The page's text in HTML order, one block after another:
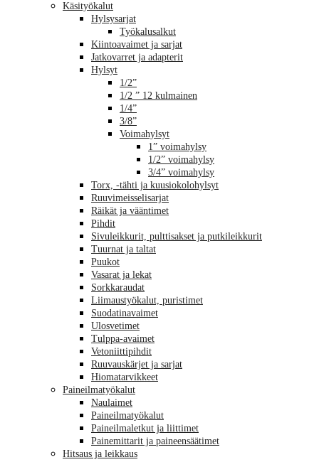
Käsityökalut
Hylsysarjat
Työkalusalkut
Kiintoavaimet ja sarjat
Jatkovarret ja adapterit
Hylsyt
1/2”
1/2 ” 12 kulmainen
1/4”
3/8”
Voimahylsyt
1” voimahylsy
1/2” voimahylsy
3/4” voimahylsy
Torx, -tähti ja kuusiokolohylsyt
Ruuvimeisselisarjat
Räikät ja vääntimet
Pihdit
Sivuleikkurit, pulttisakset ja putkileikkurit
Tuurnat ja taltat
Puukot
Vasarat ja lekat
Sorkkaraudat
Liimaustyökalut, puristimet
Suodatinavaimet
Ulosvetimet
Tulppa-avaimet
Vetoniittipihdit
Ruuvauskärjet ja sarjat
Hiomatarvikkeet
Paineilmatyökalut
Naulaimet
Paineilmatyökalut
Paineilmaletkut ja liittimet
Painemittarit ja paineensäätimet
Hitsaus ja leikkaus